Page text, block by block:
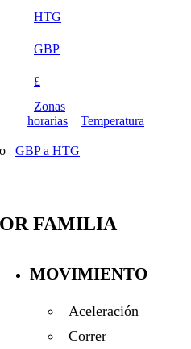
HTG
GBP
£
Zonas
horarias
Temperatura
GBP a HTG
FAMILIA
MOVIMIENTO
Aceleración
Correr